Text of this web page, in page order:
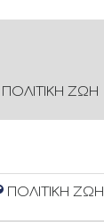
ΠΟΛΙΤΙΚΗ ΖΩΗ
ΠΟΛΙΤΙΚΗ ΖΩΗ